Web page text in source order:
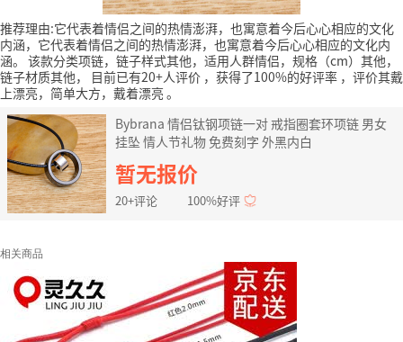
推荐理由:它代表着情侣之间的热情澎湃，也寓意着今后心心相应的文化
内涵，它代表着情侣之间的热情澎湃，也寓意着今后心心相应的文化内
涵。 该款分类项链，链子样式其他，适用人群情侣，规格（cm）其他，
链子材质其他，
目前已有20+人评价 ，获得了100%的好评率 ，评价其戴
上漂亮，简单大方，戴着漂亮 。
Bybrana 情侣钛钢项链一对 戒指圈套环项链 男女
挂坠 情人节礼物 免费刻字 外黑内白
暂无报价
20+评论 100%好评
相关商品